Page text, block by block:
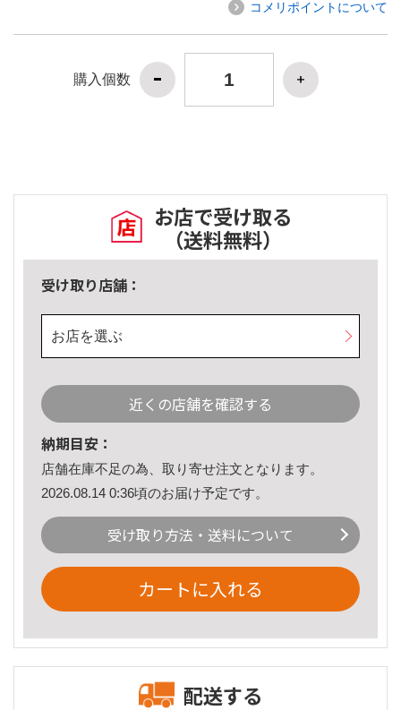
コメリポイントについて
購入個数
お店で受け取る
（送料無料）
受け取り店舗：
お店を選ぶ
近くの店舗を確認する
納期目安：
店舗在庫不足の為、取り寄せ注文となります。
2026.08.14 0:36頃のお届け予定です。
受け取り方法・送料について
カートに入れる
配送する